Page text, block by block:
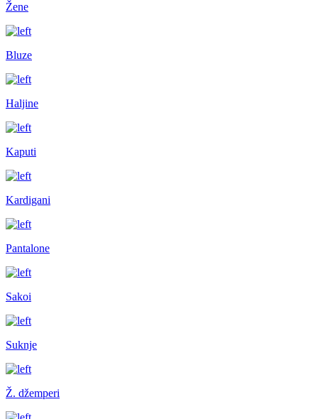
Žene
Bluze
Haljine
Kaputi
Kardigani
Pantalone
Sakoi
Suknje
Ž. džemperi